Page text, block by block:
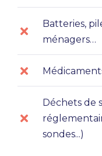
Batteries,
ménagers…
Déchets de
sondes...)